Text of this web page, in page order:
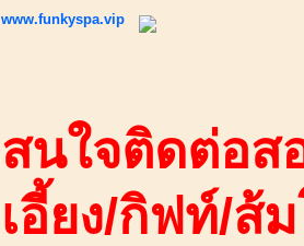
www.funkyspa.vip
สนใจติดต่อส
เอี้ยง/กิฟท์/ส้